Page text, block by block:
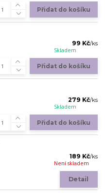
Přidat do košíku
99 Kč/ks
Skladem
Přidat do košíku
279 Kč/ks
Skladem
Přidat do košíku
189 Kč/ks
Není skladem
Detail